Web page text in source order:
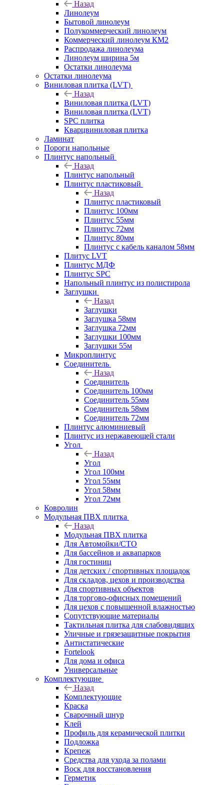
Назад
Линолеум
Бытовой линолеум
Полукоммерческий линолеум
Коммерческий линолеум КМ2
Распродажа линолеума
Линолеум ширина 5м
Остатки линолеума
Остатки линолеума
Виниловая плитка (LVT)
Назад
Виниловая плитка (LVT)
Виниловая плитка (LVT)
SPC плитка
Кварцвиниловая плитка
Ламинат
Пороги напольные
Плинтус напольный
Назад
Плинтус напольный
Плинтус пластиковый
Назад
Плинтус пластиковый
Плинтус 100мм
Плинтус 55мм
Плинтус 72мм
Плинтус 80мм
Плинтус с кабель каналом 58мм
Плитус LVT
Плинтус МДФ
Плинтус SPC
Напольный плинтус из полистирола
Заглушки
Назад
Заглушки
Заглушка 58мм
Заглушка 72мм
Заглушки 100мм
Заглушки 55м
Микроплинтус
Соединитель
Назад
Соединитель
Соединитель 100мм
Соединитель 55мм
Соединитель 58мм
Соединитель 72мм
Плинтус алюминиевый
Плинтус из нержавеющей стали
Угол
Назад
Угол
Угол 100мм
Угол 55мм
Угол 58мм
Угол 72мм
Ковролин
Модульная ПВХ плитка
Назад
Модульная ПВХ плитка
Для Автомойки/СТО
Для бассейнов и аквапарков
Для гостиниц
Для детских / спортивных площадок
Для складов, цехов и производства
Для спортивных объектов
Для торгово-офисных помещений
Для цехов с повышенной влажностью
Сопутствующие материалы
Тактильная плитка для слабовидящих
Уличные и грязезащитные покрытия
Антистатические
Fortelook
Для дома и офиса
Универсальные
Комплектующие
Назад
Комплектующие
Краска
Сварочный шнур
Клей
Профиль для керамической плитки
Подложка
Крепеж
Средства для ухода за полами
Воск для восстановления
Герметик